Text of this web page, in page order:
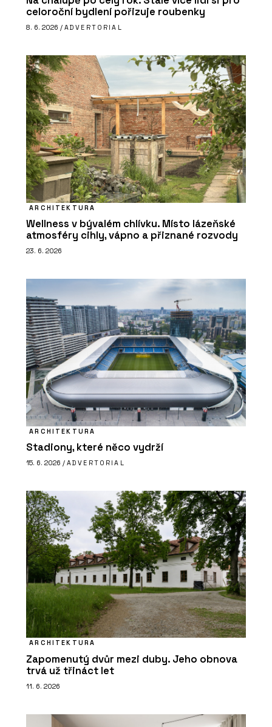
celoroční bydlení pořizuje roubenky
8. 6. 2026 / ADVERTORIAL
ARCHITEKTURA
Wellness v bývalém chlívku. Místo lázeňské
atmosféry cihly, vápno a přiznané rozvody
23. 6. 2026
ARCHITEKTURA
Stadiony, které něco vydrží
15. 6. 2026 / ADVERTORIAL
ARCHITEKTURA
Zapomenutý dvůr mezi duby. Jeho obnova
trvá už třináct let
11. 6. 2026